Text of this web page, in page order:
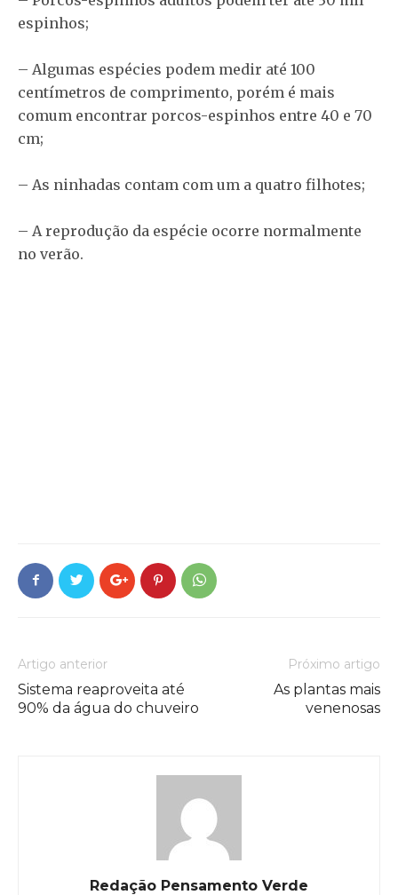
espinhos;
– Algumas espécies podem medir até 100
centímetros de comprimento, porém é mais
comum encontrar porcos-espinhos entre 40 e 70
cm;
– As ninhadas contam com um a quatro filhotes;
– A reprodução da espécie ocorre normalmente
no verão.
Artigo anterior
Sistema reaproveita até
90% da água do chuveiro
Próximo artigo
As plantas mais
venenosas
Redação Pensamento Verde